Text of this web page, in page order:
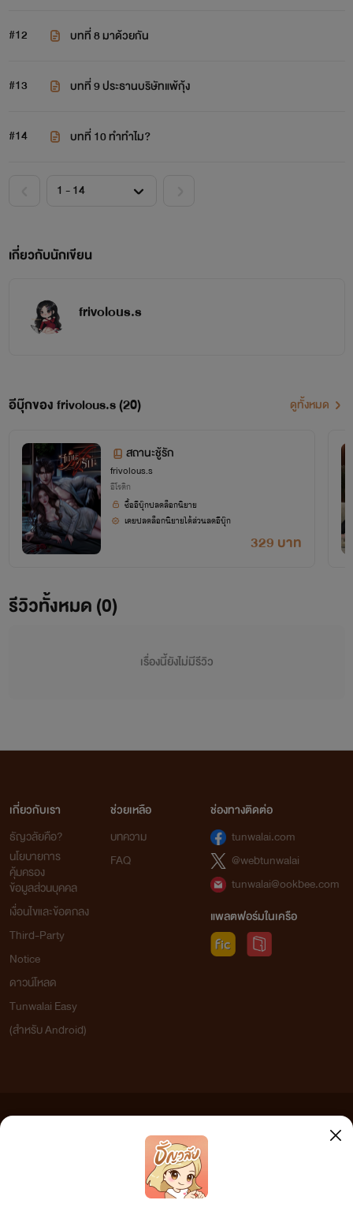
#12 บทที่ 8 มาด้วยกัน
#13 บทที่ 9 ประธานบริษัทแพ้กุ้ง
#14 บทที่ 10 ทำทำไม?
เกี่ยวกับนักเขียน
frivolous.s
อีบุ๊กของ frivolous.s (20) ดูทั้งหมด
สถานะชู้รัก
frivolous.s
อีโรติก
329 บาท
ซื้ออีบุ๊กปลดล็อกนิยาย
เคยปลดล็อกนิยายได้ส่วนลดอีบุ๊ก
รีวิวทั้งหมด (0)
เรื่องนี้ยังไม่มีรีวิว
เกี่ยวกับเรา
ธัญวลัยคือ?
นโยบายการ
คุ้มครอง
ข้อมูลส่วนบุคคล
เงื่อนไขและข้อตกลง
Third-Party
Notice
ดาวน์โหลด
Tunwalai Easy
(สำหรับ Android)
ช่วยเหลือ
บทความ
FAQ
ช่องทางติดต่อ
tunwalai.com
@webtunwalai
tunwalai@ookbee.com
แพลตฟอร์มในเครือ
เว็บไซต์แห่งนี้ไม่ได้เห็นด้วยและไม่ขอรับผิดชอบต่อข้อความใดๆ ทั้งสิ้น ดังนั้นผู้อ่านทุกท่านโปรดใช้
วิจารณญาณในการกลั่นกรองด้วยตนเอง และหากท่านพบข้อความใดๆ ที่ขัดต่อกฎหมายและศีลธรรม
กรุณาแจ้งมาที่ tunwalai@ookbee.com เพื่อทีมงานจะได้ดำเนินการในทันที ทั้งนี้ ทางเว็บไซต์ขอสงวน
ลิขสิทธิ์ตามพระราชบัญญัติลิขสิทธิ์ (ฉบับเพิ่มเติม) พ.ศ.2558